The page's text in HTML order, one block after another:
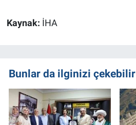
Kaynak: İHA
Bunlar da ilginizi çekebilir